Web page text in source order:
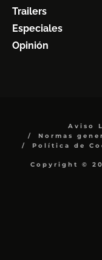
Trailers
Especiales
Opinión
Aviso
Normas
Política de
Copyright ©